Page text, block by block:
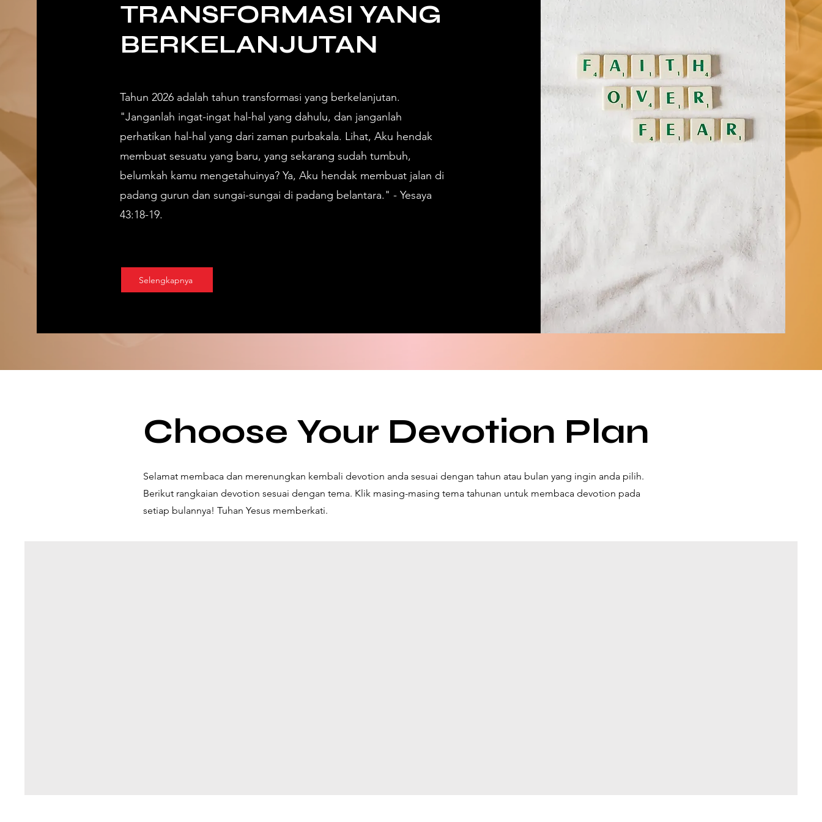
TRANSFORMASI YANG
BERKELANJUTAN
Tahun 2026 adalah tahun transformasi yang berkelanjutan.
"Janganlah ingat-ingat hal-hal yang dahulu, dan janganlah
perhatikan hal-hal yang dari zaman purbakala. Lihat, Aku hendak
membuat sesuatu yang baru, yang sekarang sudah tumbuh,
belumkah kamu mengetahuinya? Ya, Aku hendak membuat jalan di
padang gurun dan sungai-sungai di padang belantara." - Yesaya
43:18-19.
Selengkapnya
Choose Your Devotion Plan
Selamat membaca dan merenungkan kembali devotion anda sesuai dengan tahun atau bulan yang ingin anda pilih.
Berikut rangkaian devotion sesuai dengan tema. Klik masing-masing tema tahunan untuk membaca devotion pada
setiap bulannya! Tuhan Yesus memberkati.